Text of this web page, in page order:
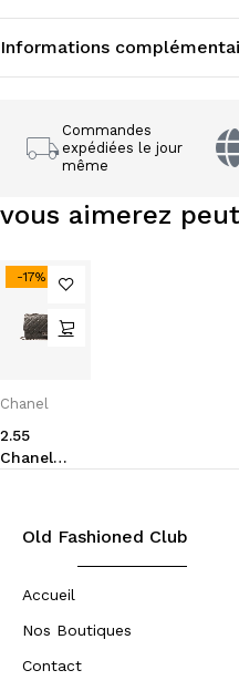
Informations
Commandes
expédiées le jour
même
vous aimerez
-17%
Chanel
2.55
Chanel
Old Fashioned Club
Accueil
Nos Boutiques
Contact